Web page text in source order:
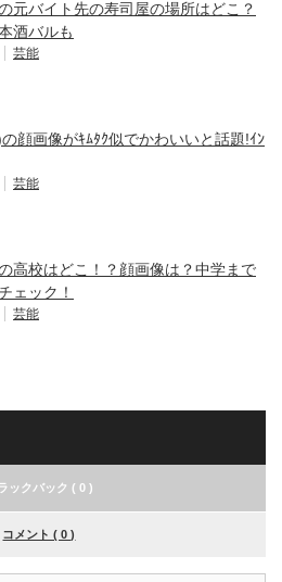
元バイト先の寿司屋の場所はどこ？
酒バルも
芸能
顔画像がｷﾑﾀｸ似でかわいいと話題!ｲﾝ
芸能
高校はどこ！？顔画像は？中学まで
ェック！
芸能
ックバック ( 0 )
コメント ( 0 )